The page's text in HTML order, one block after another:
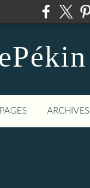
PAGES ARCHIVES